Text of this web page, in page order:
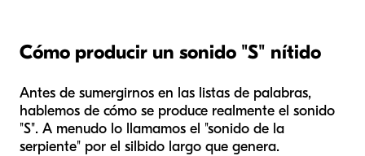
Cómo producir un sonido "S" nítido
Antes de sumergirnos en las listas de palabras,
hablemos de cómo se produce realmente el sonido
"S". A menudo lo llamamos el "sonido de la
serpiente" por el silbido largo que genera.